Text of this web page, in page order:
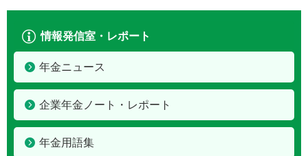
情報発信室・レポート
年金ニュース
企業年金ノート・レポート
年金用語集